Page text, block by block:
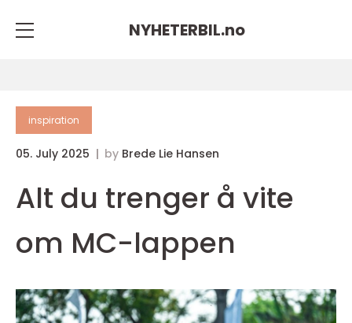
NYHETERBIL.no
inspiration
05. July 2025 by Brede Lie Hansen
Alt du trenger å vite
om MC-lappen